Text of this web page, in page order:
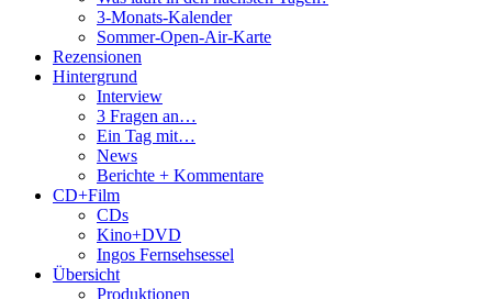
3-Monats-Kalender
Sommer-Open-Air-Karte
Rezensionen
Hintergrund
Interview
3 Fragen an…
Ein Tag mit…
News
Berichte + Kommentare
CD+Film
CDs
Kino+DVD
Ingos Fernsehsessel
Übersicht
Produktionen